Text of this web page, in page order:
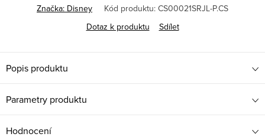
Značka: Disney Kód produktu: CS00021SRJL-P.CS
Dotaz k produktu
Sdílet
Popis produktu
Parametry produktu
Hodnocení